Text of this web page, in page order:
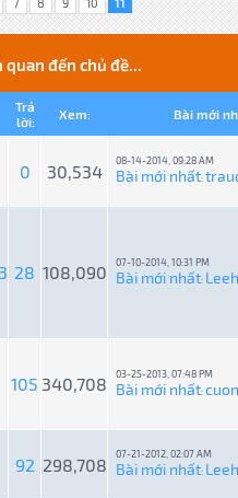
7 8 9 10 11
quan đến chủ đề...
Trả
lời:
Xem: Bài mới
0 30,534
08-14-2014, 09:28 AM
Bài mới nhất:
28 108,090 07-10-2014, 10:31 PM
Bài mới nhất:
105 340,708 03-25-2013, 07:48 PM
Bài mới nhất:
92 298,708
07-21-2012, 02:07 AM
Bài mới nhất: